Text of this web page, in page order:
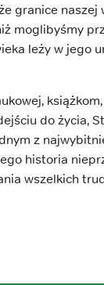
granice naszej
moglibyśmy
leży w jego
do życia,
z
historia
wszelkich